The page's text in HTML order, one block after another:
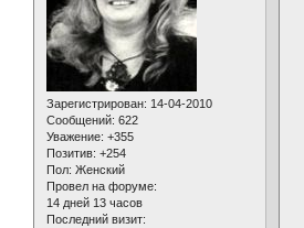
Зарегистрирован: 14-04-2010
Сообщений: 622
Уважение: +355
Позитив: +254
Пол: Женский
Провел на форуме:
14 дней 13 часов
Последний визит: